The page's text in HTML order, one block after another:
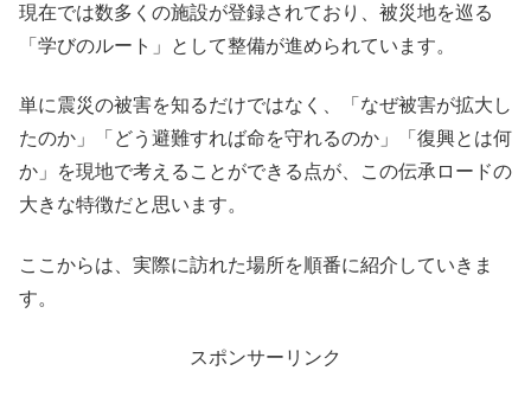
現在では数多くの施設が登録されており、被災地を巡る
「学びのルート」として整備が進められています。
単に震災の被害を知るだけではなく、「なぜ被害が拡大し
たのか」「どう避難すれば命を守れるのか」「復興とは何
か」を現地で考えることができる点が、この伝承ロードの
大きな特徴だと思います。
ここからは、実際に訪れた場所を順番に紹介していきま
す。
スポンサーリンク